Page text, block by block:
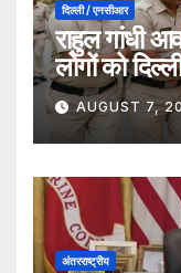
दिल्ली / एनसीआर
राहुल गांधी
लोगों को
सुरक्षा
AUGUST 7,
अंतरराष्ट्रीय